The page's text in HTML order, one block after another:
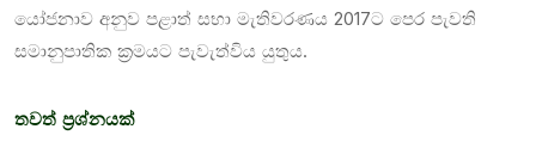
යෝජනාව අනුව පළාත් සභා මැතිවරණය 2017ට පෙර පැවති
සමානුපාතික ක්‍රමයට පැවැත්විය යුතුය.
තවත් ප්‍රශ්නයක්